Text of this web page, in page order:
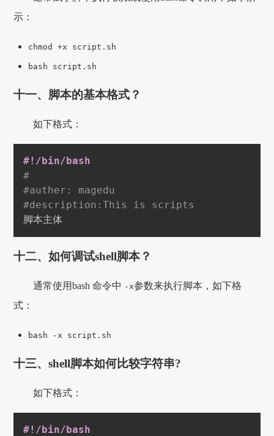
示：
chmod +x script.sh
bash script.sh
十一、脚本的基本格式？
如下格式：
#!/bin/bash
#
#auther: magedu
#description:This is scripts
脚本主体
十二、如何调试shell脚本？
通常使用bash 命令中 -x参数来执行脚本，如下格
式：
bash -x script.sh
十三、shell脚本如何比较字符串?
如下格式：
#!/bin/bash